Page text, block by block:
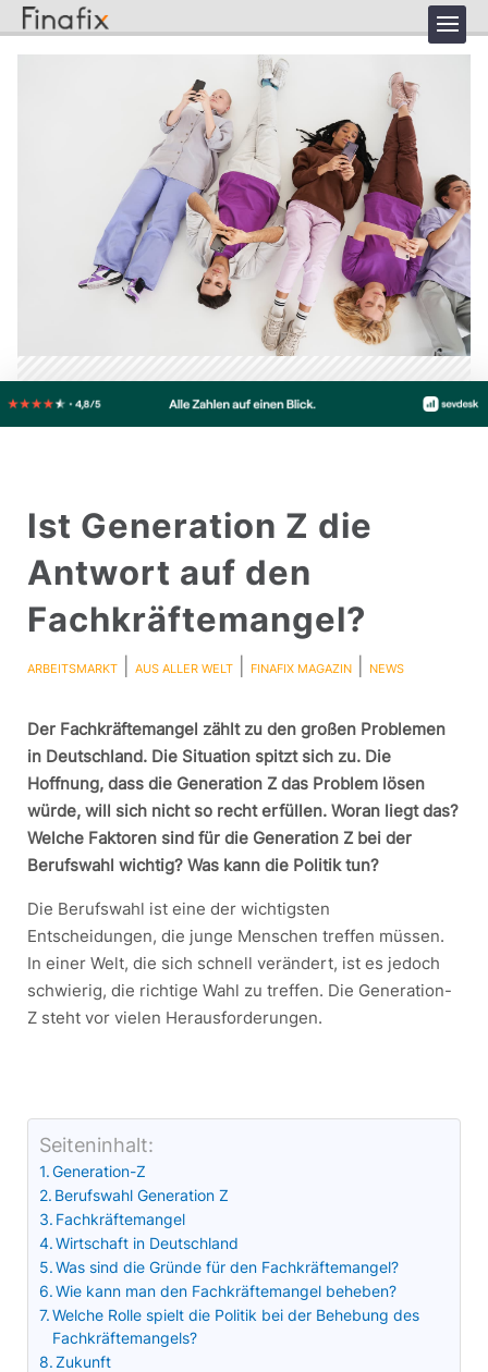
Ist Generation Z die
Antwort auf den
Fachkräftemangel?
ARBEITSMARKT| AUS ALLER WELT| FINAFIX MAGAZIN| NEWS
Der Fachkräftemangel zählt zu den großen Problemen
in Deutschland. Die Situation spitzt sich zu. Die
Hoffnung, dass die Generation Z das Problem lösen
würde, will sich nicht so recht erfüllen. Woran liegt das?
Welche Faktoren sind für die Generation Z bei der
Berufswahl wichtig? Was kann die Politik tun?
Die Berufswahl ist eine der wichtigsten
Entscheidungen, die junge Menschen treffen müssen.
In einer Welt, die sich schnell verändert, ist es jedoch
schwierig, die richtige Wahl zu treffen. Die Generation-
Z steht vor vielen Herausforderungen.
Seiteninhalt:
Generation-Z
Berufswahl Generation Z
Fachkräftemangel
Wirtschaft in Deutschland
Was sind die Gründe für den Fachkräftemangel?
Wie kann man den Fachkräftemangel beheben?
Welche Rolle spielt die Politik bei der Behebung des
Fachkräftemangels?
Zukunft